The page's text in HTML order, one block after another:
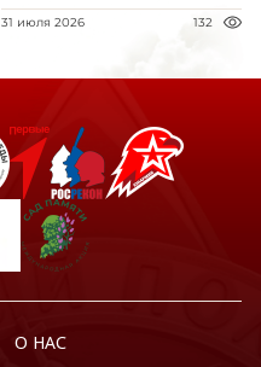
31 июля 2026 132
О НАС